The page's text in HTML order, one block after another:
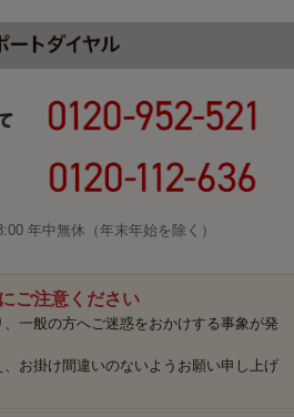
年中無休（年末年始を除く）
ご注意ください
一般の方へご迷惑をおかけする事象が発
お掛け間違いのないようお願い申し上げ